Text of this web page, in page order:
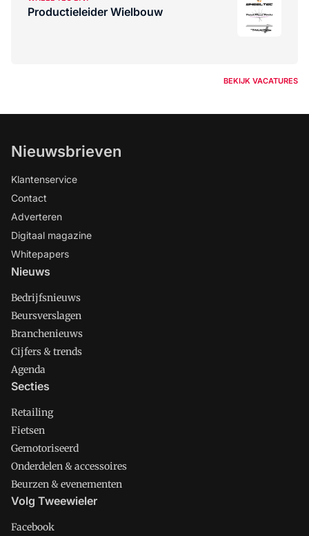
Productieleider Wielbouw
BEKIJK VACATURES
Nieuwsbrieven
Klantenservice
Contact
Adverteren
Digitaal magazine
Whitepapers
Nieuws
Bedrijfsnieuws
Beursverslagen
Branchenieuws
Cijfers & trends
Agenda
Secties
Retailing
Fietsen
Gemotoriseerd
Onderdelen & accessoires
Beurzen & evenementen
Volg Tweewieler
Facebook